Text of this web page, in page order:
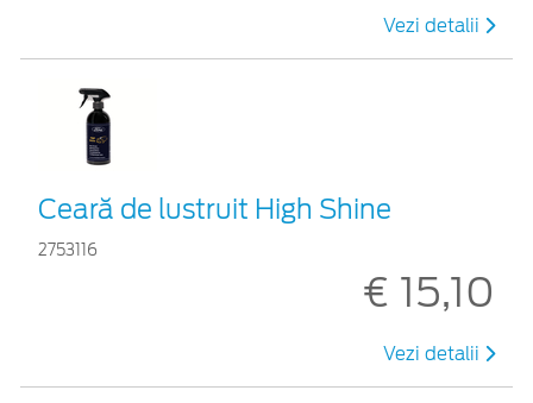
Vezi detalii
Ceară de lustruit High Shine
2753116
€ 15,10
Vezi detalii